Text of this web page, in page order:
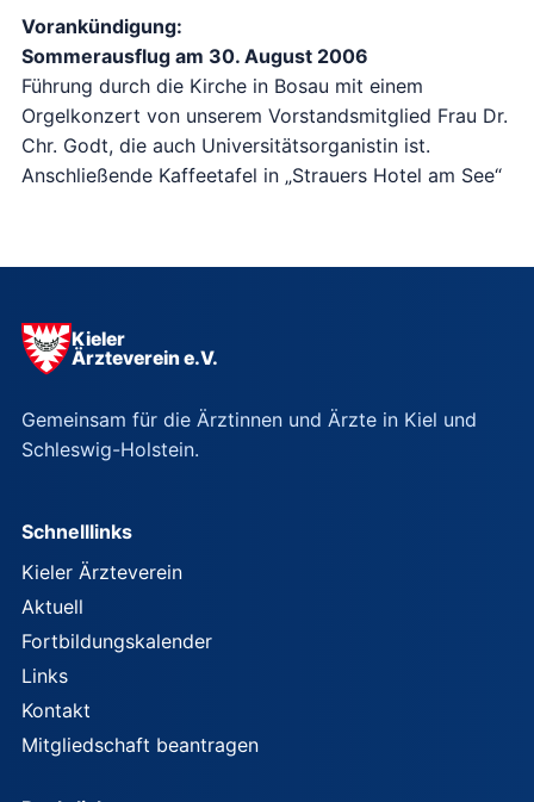
Vorankündigung:
Sommerausflug am 30. August 2006
Führung durch die Kirche in Bosau mit einem
Orgelkonzert von unserem Vorstandsmitglied Frau Dr.
Chr. Godt, die auch Universitätsorganistin ist.
Anschließende Kaffeetafel in „Strauers Hotel am See“
Kieler
Ärzteverein e.V.
Gemeinsam für die Ärztinnen und Ärzte in Kiel und
Schleswig-Holstein.
Schnelllinks
Kieler Ärzteverein
Aktuell
Fortbildungskalender
Links
Kontakt
Mitgliedschaft beantragen